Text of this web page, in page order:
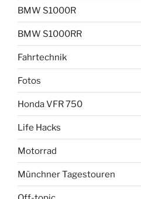
BMW S1000R
BMW S1000RR
Fahrtechnik
Fotos
Honda VFR 750
Life Hacks
Motorrad
Münchner Tagestouren